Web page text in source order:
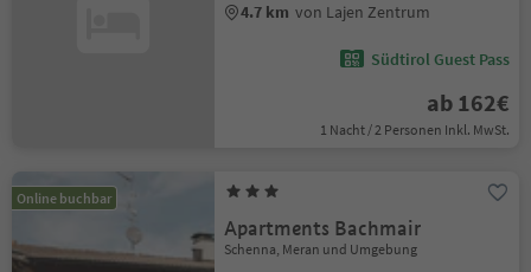
4.7 km von Lajen Zentrum
Südtirol Guest Pass
ab 162€
1 Nacht / 2 Personen Inkl. MwSt.
Online buchbar
Apartments Bachmair
Schenna, Meran und Umgebung